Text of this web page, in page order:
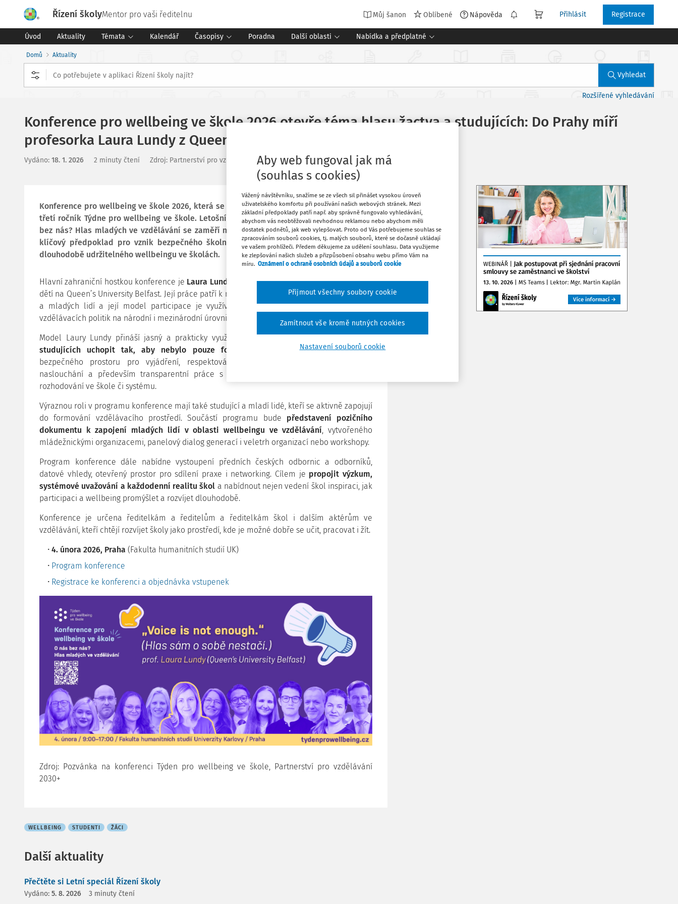
Řízení školyMentor pro vaši ředitelnu Můj šanon Oblíbené Nápověda Přihlásit Registrace
Úvod Aktuality Témata Kalendář Časopisy Poradna Další oblasti Nabídka a předplatné
Domů Aktuality
Vyhledat
Rozšířené vyhledávání
Konference pro wellbeing ve škole 2026 otevře téma hlasu žactva a studujících: Do Prahy míří
profesorka Laura Lundy z Queen’s University Belfast
Vydáno: 18. 1. 2026 2 minuty čtení Zdroj: Partnerství pro vzdělávání 2030+
Konference pro wellbeing ve škole 2026, která se uskuteční 4. února 2026 v Praze, otevře
třetí ročník Týdne pro wellbeing ve škole. Letošní ročník konference s podtitulem O nás
bez nás? Hlas mladých ve vzdělávání se zaměří na participaci žactva a studujících jako
klíčový předpoklad pro vznik bezpečného školního klimatu, smysluplných opatření a
dlouhodobě udržitelného wellbeingu ve školách.
Hlavní zahraniční hostkou konference je Laura Lundy
, profesorka vzdělávacího práva a práv
dětí na Queen’s University Belfast. Její práce patří k nejcitovanějším v oblasti participace dětí
a mladých lidí a její model participace je využíván v praxi škol, výzkumu i při tvorbě
vzdělávacích politik na národní i mezinárodní úrovni, včetně doporučení OSN a UNESCO.
Model Laury Lundy přináší jasný a prakticky využitelný rámec, jakzapojování žactva a
studujících uchopit tak, aby nebylo pouze formální
. Zdůrazňuje význam vytváření
bezpečného prostoru pro vyjádření, respektování různých forem hlasu, skutečného
naslouchání a především transparentní práce s tím, jaký vliv má vyjádřený názor na
rozhodování ve škole či systému.
Výraznou roli v programu konference mají také studující a mladí lidé, kteří se aktivně zapojují
do formování vzdělávacího prostředí. Součástí programu bude představení pozičního
dokumentu k zapojení mladých lidí v oblasti wellbeingu ve vzdělávání, vytvořeného
mládežnickými organizacemi, panelový dialog generací i veletrh organizací nebo workshopy.
Program konference dále nabídne vystoupení předních českých odbornic a odborníků,
datové vhledy, otevřený prostor pro sdílení praxe i networking. Cílem je propojit výzkum,
systémové uvažování a každodenní realitu škol a nabídnout nejen vedení škol inspiraci, jak
participaci a wellbeing promýšlet a rozvíjet dlouhodobě.
Konference je určena ředitelkám a ředitelům a ředitelkám škol i dalším aktérům ve
vzdělávání, kteří chtějí rozvíjet školy jako prostředí, kde je možné dobře se učit, pracovat i žít.
4. února 2026, Praha (Fakulta humanitních studií UK)
Program konference
Registrace ke konferenci a objednávka vstupenek
Zdroj: Pozvánka na konferenci Týden pro wellbeing ve škole, Partnerství pro vzdělávání
2030+
WELLBEING STUDENTI ŽÁCI
Další aktuality
Přečtěte si Letní speciál Řízení školy
Vydáno: 5. 8. 2026 3 minuty čtení
Oblíbené
Stáhnout
Aby web fungoval jak má
(souhlas s cookies)
Vážený návštěvníku, snažíme se ze všech sil přinášet vysokou úroveň
uživatelského komfortu při používání našich webových stránek. Mezi
základní předpoklady patří např. aby správně fungovalo vyhledávání,
abychom vás neobtěžovali nevhodnou reklamou nebo abychom měli
dostatek podnětů, jak web vylepšovat. Proto od Vás potřebujeme souhlas se
zpracováním souborů cookies, tj. malých souborů, které se dočasně ukládají
ve vašem prohlížeči. Předem děkujeme za udělení souhlasu. Data využijeme
ke zlepšování našich služeb a přizpůsobení obsahu webu přímo Vám na
míru. Oznámení o ochraně osobních údajů a souborů cookie
Nastavení souborů cookie
Zamítnout vše kromě nutných cookies
Přijmout všechny soubory cookie